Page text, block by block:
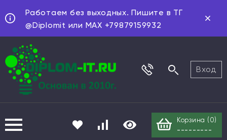
Работаем без выходных. Пишите в ТГ
@Diplomit или MAX +79879159932
Вход
Корзина ( 0)
---------